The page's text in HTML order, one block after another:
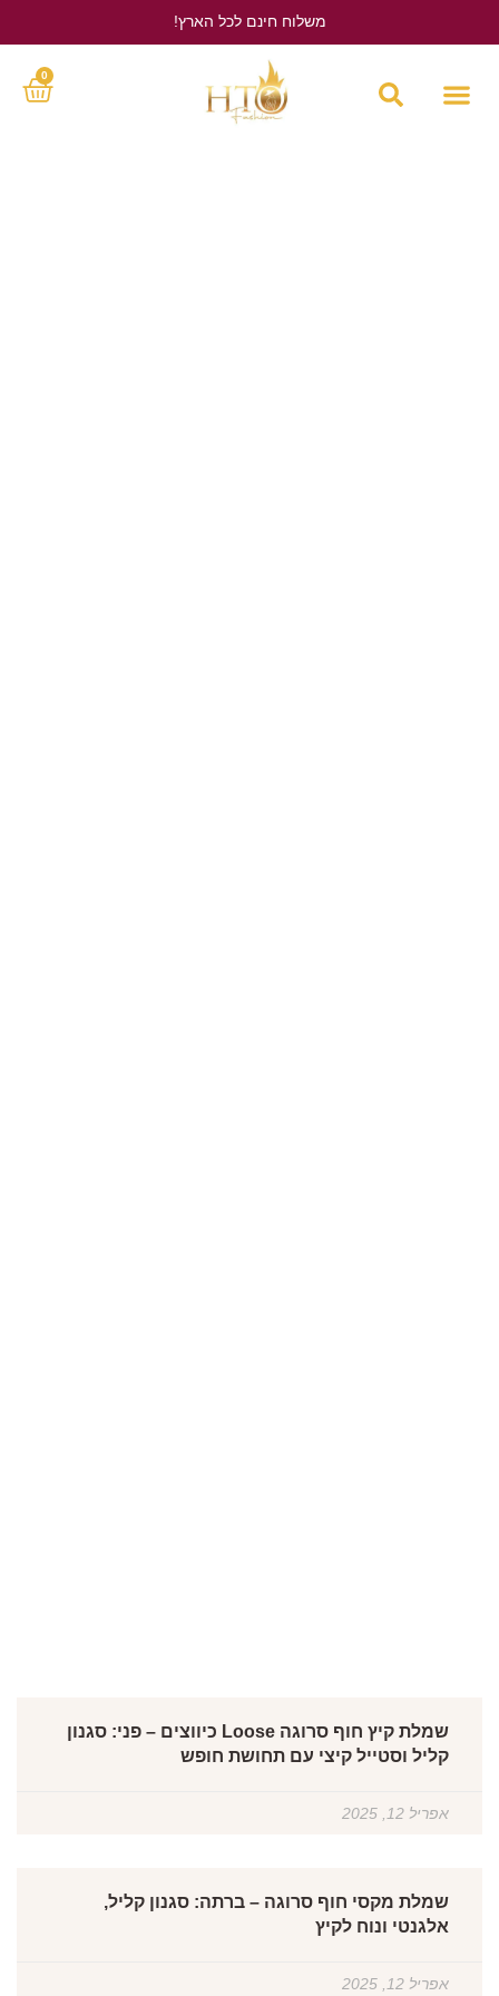
משלוח חינם לכל הארץ!
0
שמלת קיץ חוף סרוגה Loose כיווצים – פני: סגנון
קליל וסטייל קיצי עם תחושת חופש
אפריל 12, 2025
שמלת מקסי חוף סרוגה – ברתה: סגנון קליל,
אלגנטי ונוח לקיץ
אפריל 12, 2025